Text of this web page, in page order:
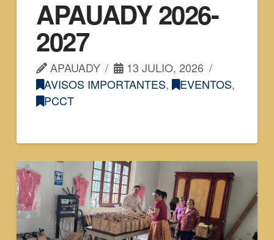
APAUADY 2026-
2027
APAUADY
13 JULIO, 2026
AVISOS IMPORTANTES, EVENTOS,
PCCT